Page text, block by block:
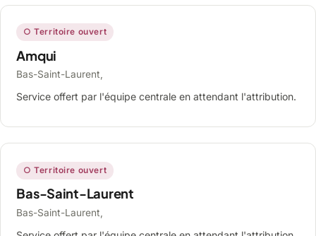
○ Territoire ouvert
Amqui
Bas-Saint-Laurent,
Service offert par l'équipe centrale en attendant l'attribution.
○ Territoire ouvert
Bas-Saint-Laurent
Bas-Saint-Laurent,